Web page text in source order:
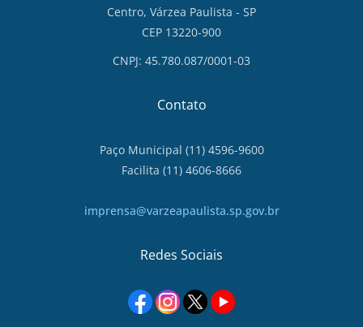
Centro, Várzea Paulista - SP
CEP 13220-900
CNPJ: 45.780.087/0001-03
Contato
Paço Municipal (11) 4596-9600
Facilita (11) 4606-8666
imprensa@varzeapaulista.sp.gov.br
Redes Sociais